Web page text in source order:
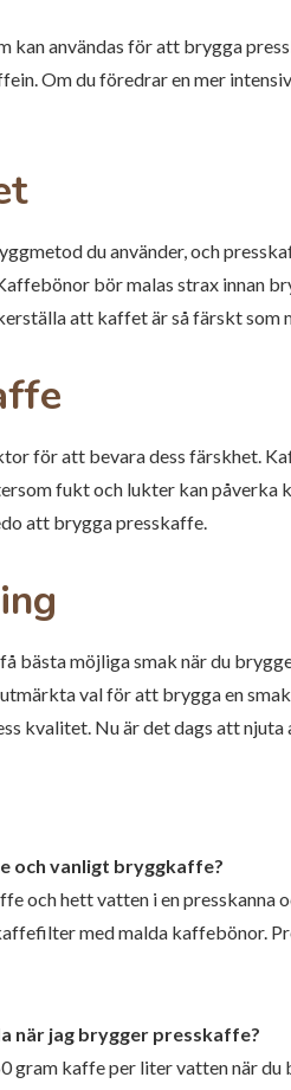
kan användas för att brygga
Om du föredrar en mer
du använder, och
bör malas strax innan
att kaffet är så färskt som
för att bevara dess färskhet.
fukt och lukter kan
att brygga presskaffe.
bästa möjliga smak när du
val för att brygga en
kvalitet. Nu är det dags att
och vanligt bryggkaffe?
och hett vatten i en
med malda kaffebönor.
när jag brygger presskaffe?
gram kaffe per liter vatten när